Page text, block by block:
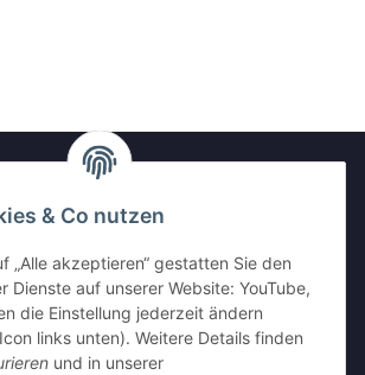
Abonnieren
Sie mir entsprechend Ihrer
regelmäßig und jederzeit widerruflich
Ihrem Produktsortiment per E-Mail zu.
& Co nutzen
„Alle akzeptieren“ gestatten Sie den
Dienste auf unserer Website: YouTube,
die Einstellung jederzeit ändern
links unten). Weitere Details finden
und in unserer